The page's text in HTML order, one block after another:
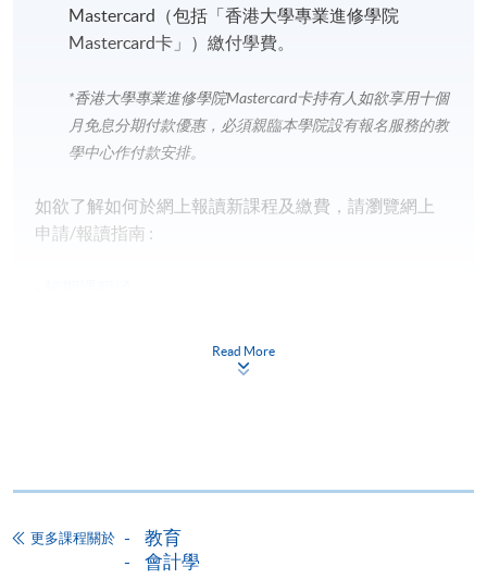
Mastercard（包括「香港大學專業進修學院
Mastercard卡」）繳付學費。
*香港大學專業進修學院Mastercard卡持有人如欲享用十個
月免息分期付款優惠，必須親臨本學院設有報名服務的教
學中心作付款安排。
如欲了解如何於網上報讀新課程及繳費，請瀏覽網上
申請/報讀指南 :
交下期學費的學員，提供網上服務，如學員就讀的課
網上支付可通過「繳費靈」(PPS) (不適用於手機)、
Read More
更多課程關於
教育
會計學